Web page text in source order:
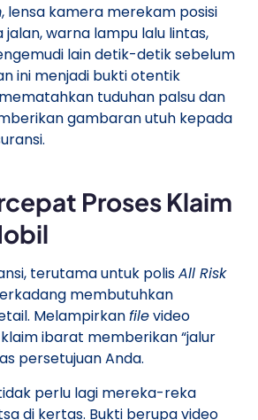
, lensa kamera merekam posisi
warna lampu lalu lintas,
lain detik-detik sebelum
ini menjadi bukti otentik
tuduhan palsu dan
gambaran utuh kepada
Proses Klaim
terutama untuk polisAll Risk
membutuhkan
Melampirkanfilevideo
ibarat memberikan “jalur
persetujuan Anda.
perlu lagi mereka-reka
di kertas. Bukti berupa video